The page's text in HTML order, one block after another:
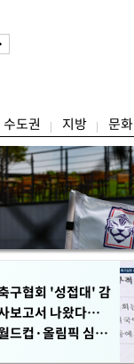
수도권 지방 문화
구협회 '성접대' 감
보고서 나왔다…
드컵·올림픽 심판